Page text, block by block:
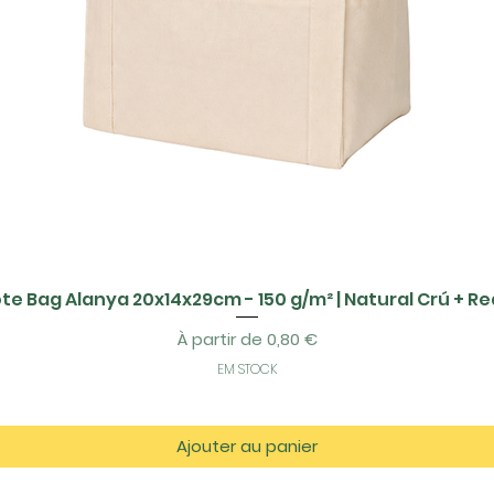
Bag Alanya 20x14x29cm - 150 g/m² | Natural Crú +
À partir de 0,80 €
Prix promotionnel
EM STOCK
Ajouter au panier